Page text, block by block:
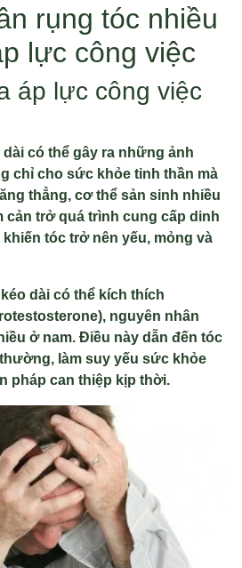
rụng tóc nhiều
lực công việc
áp lực công việc
có thể gây ra những ảnh
chỉ cho sức khỏe tinh thần mà
thẳng, cơ thể sản sinh nhiều
cản trở quá trình cung cấp dinh
tóc trở nên yếu, mỏng và
dài có thể kích thích
nguyên nhân
ở nam. Điều này dẫn đến tóc
làm suy yếu sức khỏe
pháp can thiệp kịp thời.